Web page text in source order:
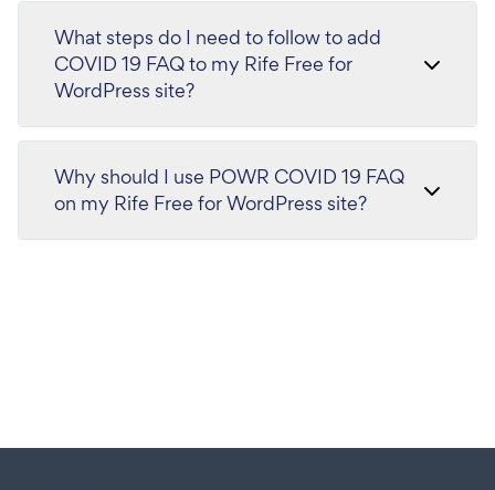
What steps do I need to follow to add
COVID 19 FAQ to my Rife Free for
WordPress site?
Why should I use POWR COVID 19 FAQ
on my Rife Free for WordPress site?